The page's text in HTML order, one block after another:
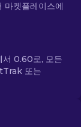
마켓플레이스에
0.60로, 모든
또는